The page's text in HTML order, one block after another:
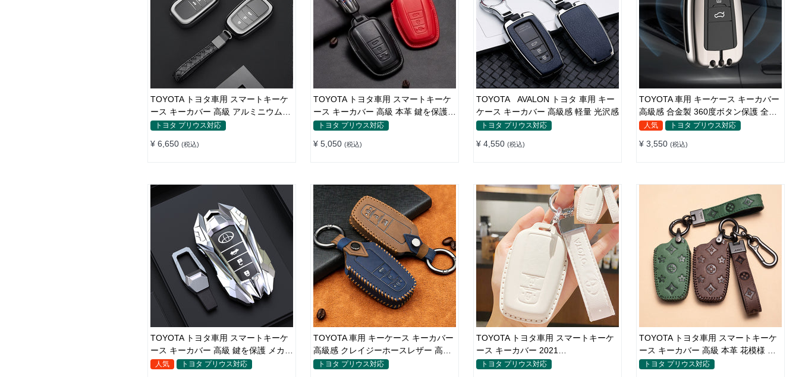
TOYOTA トヨタ車用 スマートキーケ
ース キーカバー 高級 アルミニウム合
金製 鍵を保護 手触りいい 傷防止 手触
トヨタ プリウス対応
¥ 6,650 (税込)
TOYOTA トヨタ車用 スマートキーケ
ース キーカバー 高級 本革 鍵を保護
専用設計
トヨタ プリウス対応
¥ 5,050 (税込)
TOYOTA AVALON トヨタ 車用 キー
ケース キーカバー 高級感 軽量 光沢感
トヨタ プリウス対応
¥ 4,550 (税込)
TOYOTA 車用 キーケース キーカバー
高級感 合金製 360度ボタン保護 全面
保護 亜鉛合金メタル 車専用設計 フィ
人気 トヨタ プリウス対応
¥ 3,550 (税込)
TOYOTA トヨタ車用 スマートキーケ
ース キーカバー 高級 鍵を保護 メカ感
デザイン感 専用設計 電波遮断しない
人気 トヨタ プリウス対応
TOYOTA 車用 キーケース キーカバー
高級感 クレイジーホースレザー 高品
質レザー 傷 汚れ防止 ドレスアップ
トヨタ プリウス対応
TOYOTA トヨタ車用 スマートキーケ
ース キーカバー 2021
CAMRY/COROLLA/CHR 高級 本革 鍵
トヨタ プリウス対応
TOYOTA トヨタ車用 スマートキーケ
ース キーカバー 高級 本革 花模様 優
雅 オシャレ 軽量 鍵を保護
トヨタ プリウス対応